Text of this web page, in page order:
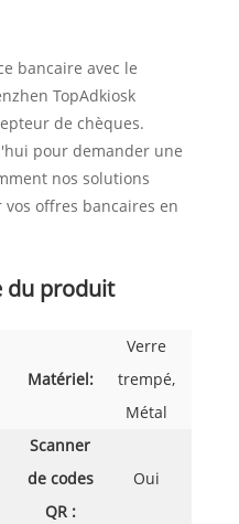
bancaire avec le
TopAdkiosk
de chèques.
pour demander une
nos solutions
offres bancaires en
du produit
Matériel:
Verre
trempé,
Métal
Scanner
de codes
QR :
Oui